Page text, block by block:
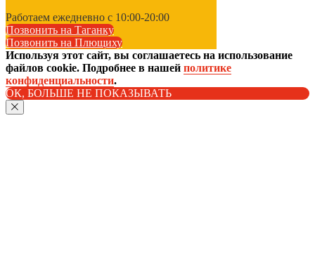
Работаем ежедневно с 10:00-20:00
Позвонить на Таганку
Позвонить на Плющиху
Используя этот сайт, вы соглашаетесь на использование
файлов cookie. Подробнее в нашей политике
конфиденциальности.
ОК, БОЛЬШЕ НЕ ПОКАЗЫВАТЬ